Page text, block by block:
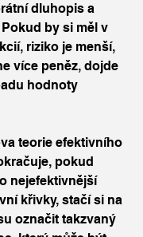
dluhopis a
by si měl v
riziko je menší,
více peněz, dojde
hodnoty
pokud
nejefektivnější
křivky, stačí si na
označit takzvaný